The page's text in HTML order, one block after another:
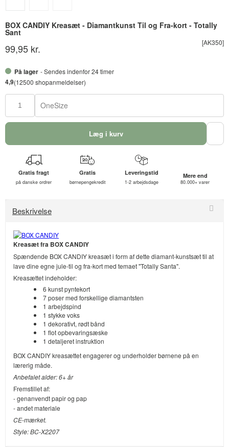
BOX CANDIY Kreasæt - Diamantkunst Til og Fra-kort - Totally
Sant
[AK350]
99,95 kr.
På lager - Sendes indenfor 24 timer
4,9(12500 shopanmeldelser)
OneSize
Læg i kurv
Gratis fragt
på danske ordrer
Gratis
børnepengekredit
Leveringstid
1-2 arbejdsdage
Mere end
80.000+ varer
Beskrivelse
Kreasæt fra BOX CANDIY
Spændende BOX CANDIY kreasæt i form af dette diamant-kunstsæt til at
lave dine egne jule-til og fra-kort med temaet "Totally Santa".
Kreasættet indeholder:
6 kunst pyntekort
7 poser med forskellige diamantsten
1 arbejdspind
1 stykke voks
1 dekorativt, rødt bånd
1 flot opbevaringsæske
1 detaljeret instruktion
BOX CANDIY kreasættet engagerer og underholder børnene på en
lærerig måde.
Anbefalet alder: 6+ år
Fremstillet af:
- genanvendt papir og pap
- andet materiale
CE-mærket.
Style: BC-X2207